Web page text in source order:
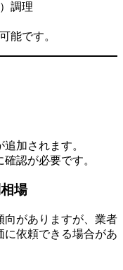
調理
能です。
追加されます。
認が必要です。
場
向がありますが、業者
に依頼できる場合があ